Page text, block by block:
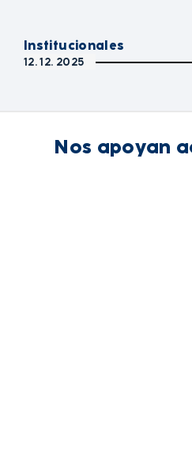
Institucionales
12. 12. 2025
Nos apoyan